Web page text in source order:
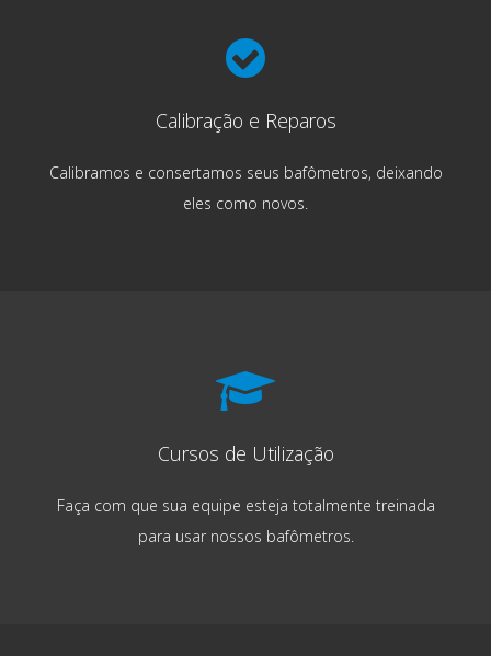
Calibração e Reparos
Calibramos e consertamos seus bafômetros, deixando
eles como novos.
Cursos de Utilização
Faça com que sua equipe esteja totalmente treinada
para usar nossos bafômetros.